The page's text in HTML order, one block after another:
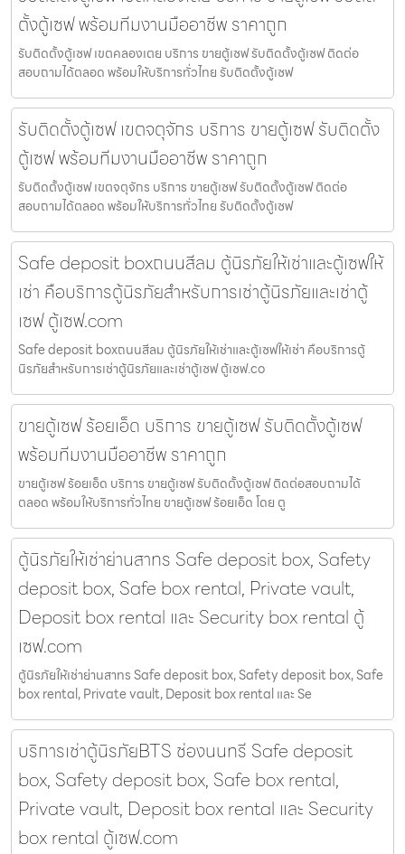
ตั้งตู้เซฟ พร้อมทีมงานมืออาชีพ ราคาถูก
รับติดตั้งตู้เซฟ เขตคลองเตย บริการ ขายตู้เซฟ รับติดตั้งตู้เซฟ ติดต่อ
สอบถามได้ตลอด พร้อมให้บริการทั่วไทย รับติดตั้งตู้เซฟ
รับติดตั้งตู้เซฟ เขตจตุจักร บริการ ขายตู้เซฟ รับติดตั้ง
ตู้เซฟ พร้อมทีมงานมืออาชีพ ราคาถูก
รับติดตั้งตู้เซฟ เขตจตุจักร บริการ ขายตู้เซฟ รับติดตั้งตู้เซฟ ติดต่อ
สอบถามได้ตลอด พร้อมให้บริการทั่วไทย รับติดตั้งตู้เซฟ
Safe deposit boxถนนสีลม ตู้นิรภัยให้เช่าและตู้เซฟให้
เช่า คือบริการตู้นิรภัยสำหรับการเช่าตู้นิรภัยและเช่าตู้
เซฟ ตู้เซฟ.com
Safe deposit boxถนนสีลม ตู้นิรภัยให้เช่าและตู้เซฟให้เช่า คือบริการตู้
นิรภัยสำหรับการเช่าตู้นิรภัยและเช่าตู้เซฟ ตู้เซฟ.co
ขายตู้เซฟ ร้อยเอ็ด บริการ ขายตู้เซฟ รับติดตั้งตู้เซฟ
พร้อมทีมงานมืออาชีพ ราคาถูก
ขายตู้เซฟ ร้อยเอ็ด บริการ ขายตู้เซฟ รับติดตั้งตู้เซฟ ติดต่อสอบถามได้
ตลอด พร้อมให้บริการทั่วไทย ขายตู้เซฟ ร้อยเอ็ด โดย ตู
ตู้นิรภัยให้เช่าย่านสาทร Safe deposit box, Safety
deposit box, Safe box rental, Private vault,
Deposit box rental และ Security box rental ตู้
เซฟ.com
ตู้นิรภัยให้เช่าย่านสาทร Safe deposit box, Safety deposit box, Safe
box rental, Private vault, Deposit box rental และ Se
บริการเช่าตู้นิรภัยBTS ช่องนนทรี Safe deposit
box, Safety deposit box, Safe box rental,
Private vault, Deposit box rental และ Security
box rental ตู้เซฟ.com